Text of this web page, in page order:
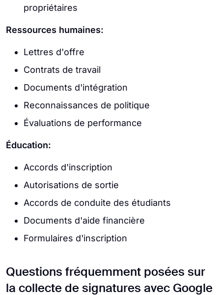
propriétaires
Ressources humaines:
Lettres d'offre
Contrats de travail
Documents d'intégration
Reconnaissances de politique
Évaluations de performance
Éducation:
Accords d'inscription
Autorisations de sortie
Accords de conduite des étudiants
Documents d'aide financière
Formulaires d'inscription
Questions fréquemment posées sur
la collecte de signatures avec Google